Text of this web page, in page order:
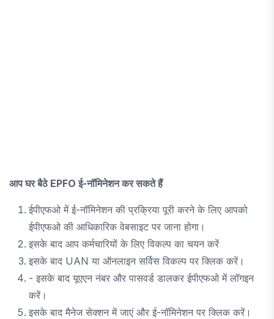
आप घर बैठे EPFO ​​ई-नॉमिनेशन कर सकते हैं
ईपीएफओ में ई-नॉमिनेशन की प्रक्रिया पूरी करने के लिए आपको
ईपीएफओ की आधिकारिक वेबसाइट पर जाना होगा।
इसके बाद आप कर्मचारियों के लिए विकल्प का चयन करें
इसके बाद UAN या ऑनलाइन सर्विस विकल्प पर क्लिक करें।
- इसके बाद यूएएन नंबर और पासवर्ड डालकर ईपीएफओ में लॉगइन
करें।
इसके बाद मैनेज सेक्शन में जाएं और ई-नॉमिनेशन पर क्लिक करें।